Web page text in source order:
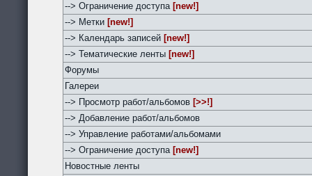
--> Ограничение доступа [new!]
--> Метки [new!]
--> Календарь записей [new!]
--> Тематические ленты [new!]
Форумы
Галереи
--> Просмотр работ/альбомов [>>!]
--> Добавление работ/альбомов
--> Управление работами/альбомами
--> Ограничение доступа [new!]
Новостные ленты